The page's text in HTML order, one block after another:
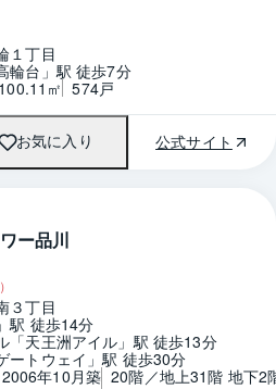
１丁目
輪台」駅 徒歩7分
100.11㎡ 574戸
お気に入り 公式サイト
1 / 0 間取り
ー品川
３丁目
駅 徒歩14分
「天王洲アイル」駅 徒歩13分
ートウェイ」駅 徒歩30分
2006年10月築 20階／地上31階 地下2